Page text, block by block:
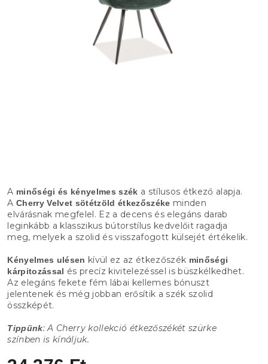
A minőségi és kényelmes szék a stílusos étkező alapja.
A Cherry Velvet sötétzöld étkezőszéke minden
elvárásnak megfelel. Ez a decens és elegáns darab
leginkább a klasszikus bútorstílus kedvelőit ragadja
meg, melyek a szolid és visszafogott külsejét értékelik.
Kényelmes ulésen kívül ez az étkezőszék minőségi
kárpitozással és precíz kivitelezéssel is büszkélkedhet.
Az elegáns fekete fém lábai kellemes bónuszt
jelentenek és még jobban erősítik a szék szolid
összképét.
Tippünk: A Cherry kollekció étkezőszékét szürke
színben is kínáljuk.